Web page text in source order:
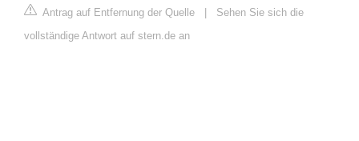
Antrag auf Entfernung der Quelle
Sehen Sie sich die
vollständige Antwort auf stern.de an